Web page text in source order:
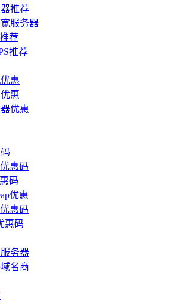
推荐
服务器
荐
推荐
惠
惠
优惠
惠码
码
优惠
惠码
惠码
务器
名商